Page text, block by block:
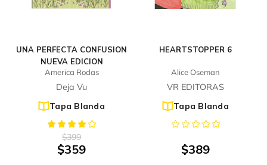
UNA PERFECTA CONFUSION
NUEVA EDICION
America Rodas
Deja Vu
Tapa Blanda
$399
$359
HEARTSTOPPER 6
Alice Oseman
VR EDITORAS
Tapa Blanda
$389